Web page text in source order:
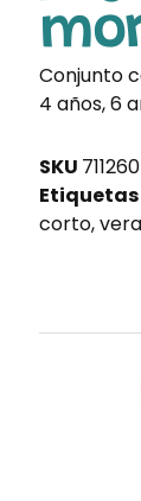
Conjunto
4 años, 6
SKU
Etiquetas
corto,